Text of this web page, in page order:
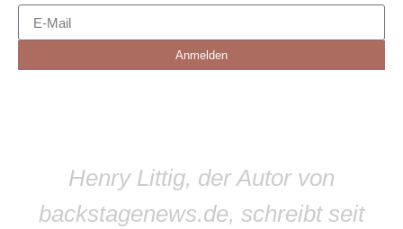
Anmelden
Henry Littig, der Autor von
backstagenews.de, schreibt seit